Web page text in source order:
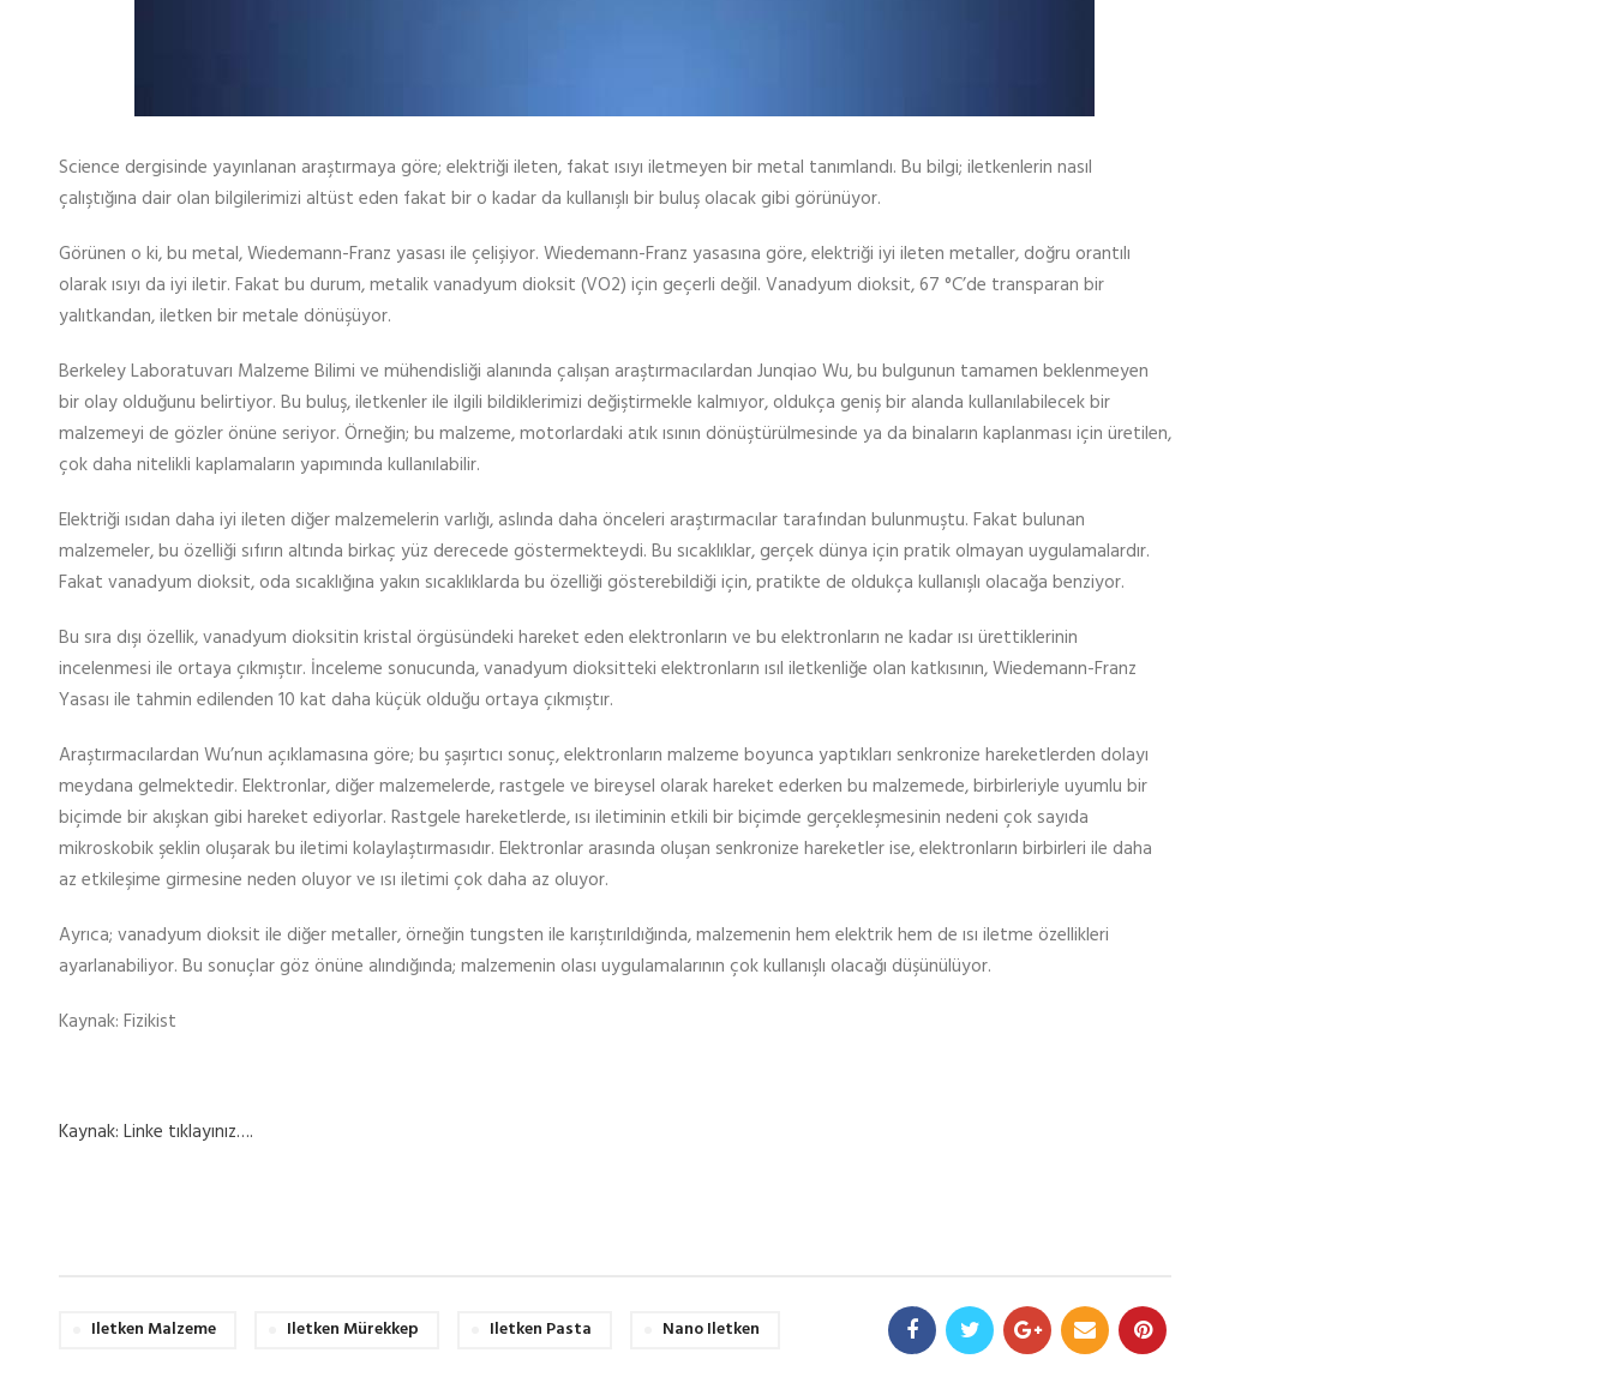
Science dergisinde yayınlanan araştırmaya göre; elektriği ileten, fakat ısıyı iletmeyen bir metal tanımlandı. Bu bilgi; iletkenlerin nasıl
çalıştığına dair olan bilgilerimizi altüst eden fakat bir o kadar da kullanışlı bir buluş olacak gibi görünüyor.
Görünen o ki, bu metal, Wiedemann-Franz yasası ile çelişiyor. Wiedemann-Franz yasasına göre, elektriği iyi ileten metaller, doğru orantılı
olarak ısıyı da iyi iletir. Fakat bu durum, metalik vanadyum dioksit (VO2) için geçerli değil. Vanadyum dioksit, 67 °C’de transparan bir
yalıtkandan, iletken bir metale dönüşüyor.
Berkeley Laboratuvarı Malzeme Bilimi ve mühendisliği alanında çalışan araştırmacılardan Junqiao Wu, bu bulgunun tamamen beklenmeyen
bir olay olduğunu belirtiyor. Bu buluş, iletkenler ile ilgili bildiklerimizi değiştirmekle kalmıyor, oldukça geniş bir alanda kullanılabilecek bir
malzemeyi de gözler önüne seriyor. Örneğin; bu malzeme, motorlardaki atık ısının dönüştürülmesinde ya da binaların kaplanması için üretilen,
çok daha nitelikli kaplamaların yapımında kullanılabilir.
Elektriği ısıdan daha iyi ileten diğer malzemelerin varlığı, aslında daha önceleri araştırmacılar tarafından bulunmuştu. Fakat bulunan
malzemeler, bu özelliği sıfırın altında birkaç yüz derecede göstermekteydi. Bu sıcaklıklar, gerçek dünya için pratik olmayan uygulamalardır.
Fakat vanadyum dioksit, oda sıcaklığına yakın sıcaklıklarda bu özelliği gösterebildiği için, pratikte de oldukça kullanışlı olacağa benziyor.
Bu sıra dışı özellik, vanadyum dioksitin kristal örgüsündeki hareket eden elektronların ve bu elektronların ne kadar ısı ürettiklerinin
incelenmesi ile ortaya çıkmıştır. İnceleme sonucunda, vanadyum dioksitteki elektronların ısıl iletkenliğe olan katkısının, Wiedemann-Franz
Yasası ile tahmin edilenden 10 kat daha küçük olduğu ortaya çıkmıştır.
Araştırmacılardan Wu’nun açıklamasına göre; bu şaşırtıcı sonuç, elektronların malzeme boyunca yaptıkları senkronize hareketlerden dolayı
meydana gelmektedir. Elektronlar, diğer malzemelerde, rastgele ve bireysel olarak hareket ederken bu malzemede, birbirleriyle uyumlu bir
biçimde bir akışkan gibi hareket ediyorlar. Rastgele hareketlerde, ısı iletiminin etkili bir biçimde gerçekleşmesinin nedeni çok sayıda
mikroskobik şeklin oluşarak bu iletimi kolaylaştırmasıdır. Elektronlar arasında oluşan senkronize hareketler ise, elektronların birbirleri ile daha
az etkileşime girmesine neden oluyor ve ısı iletimi çok daha az oluyor.
Ayrıca; vanadyum dioksit ile diğer metaller, örneğin tungsten ile karıştırıldığında, malzemenin hem elektrik hem de ısı iletme özellikleri
ayarlanabiliyor. Bu sonuçlar göz önüne alındığında; malzemenin olası uygulamalarının çok kullanışlı olacağı düşünülüyor.
Kaynak: Fizikist
Kaynak: Linke tıklayınız….
Iletken Malzeme Iletken Mürekkep Iletken Pasta Nano Iletken